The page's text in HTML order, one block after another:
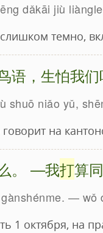
dǎkāi jiù
темно,
语，生怕我们
shuō niǎo yǔ,
говорит на
。 —我打算
— wǒ
1 октября, на